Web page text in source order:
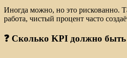
Иногда можно, но это рискованно.
работа, чистый процент часто
❓ Сколько KPI должно